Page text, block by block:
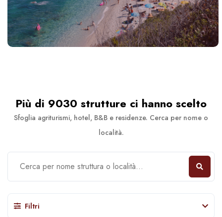
Più di 9030 strutture ci hanno scelto
Sfoglia agriturismi, hotel, B&B e residenze. Cerca per nome o
località.
Filtri